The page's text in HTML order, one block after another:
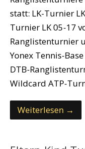
statt: LK-Turnier
Turnier LK 05-17
Ranglistenturnier
Yonex Tennis-
DTB-
Wildcard ATP-
Weiterlesen →